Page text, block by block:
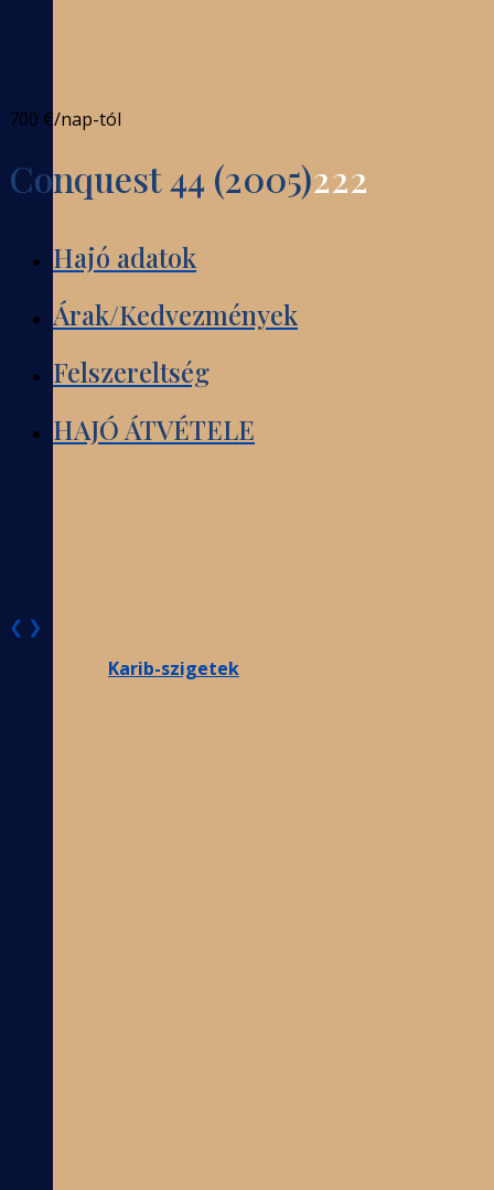
Karib-szigetek
700 €/nap-tól
Conquest 44 (2005)222
Hajó adatok
Árak/Kedvezmények
Felszereltség
HAJÓ ÁTVÉTELE
❮ ❯